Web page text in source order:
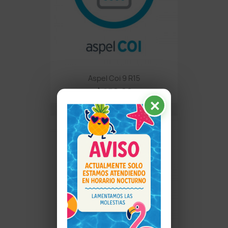
Aspel Coi 9 R15
$ 250.00
✕